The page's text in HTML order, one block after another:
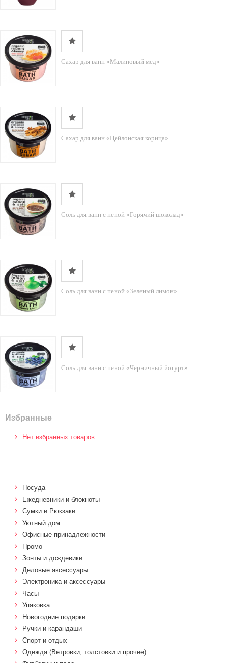
Сахар для ванн «Малиновый мед»
Сахар для ванн «Цейлонская корица»
Соль для ванн с пеной «Горячий шоколад»
Соль для ванн с пеной «Зеленый лимон»
Соль для ванн с пеной «Черничный йогурт»
Избранные
Нет избранных товаров
Посуда
Ежедневники и блокноты
Сумки и Рюкзаки
Уютный дом
Офисные принадлежности
Промо
Зонты и дождевики
Деловые аксессуары
Электроника и аксессуары
Часы
Упаковка
Новогодние подарки
Ручки и карандаши
Спорт и отдых
Одежда (Ветровки, толстовки и прочее)